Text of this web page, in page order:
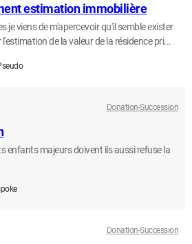
estimation immobilière
je viens de m'apercevoir qu'il semble exister
de la valeur de la résidence pri...
Donation-Succession
enfants majeurs doivent ils aussi refuse la
Donation-Succession